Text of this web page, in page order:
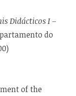
Didácticos I –
do
of the